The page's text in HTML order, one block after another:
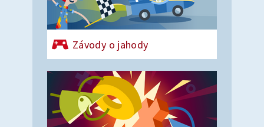
Závody o jahody